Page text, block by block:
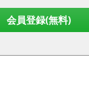
会員登録(無料)